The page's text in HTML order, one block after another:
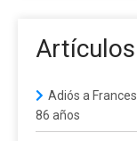
Adiós a
86 años